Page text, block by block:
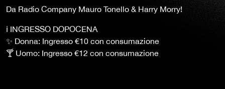
Da Radio Company Mauro Tonello & Harry Morry!
ℹ️ INGRESSO DOPOCENA
✨ Donna: Ingresso €10 con consumazione
🍸 Uomo: Ingresso €12 con consumazione